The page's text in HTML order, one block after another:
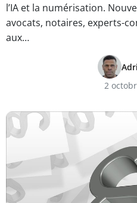
l’IA et la numérisation.
avocats, notaires, experts-
aux…
2